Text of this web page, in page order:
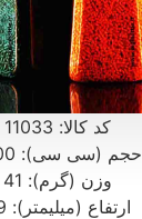
کد کالا: 11033
حجم (سی سی):
وزن (گرم): 41
ارتفاع (میلیمتر):